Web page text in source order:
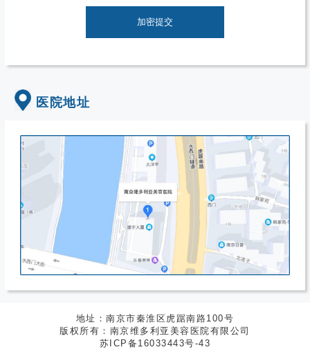
加密提交
医院地址
地址：南京市秦淮区虎踞南路100号
版权所有：南京维多利亚美容医院有限公司
苏ICP备16033443号-43